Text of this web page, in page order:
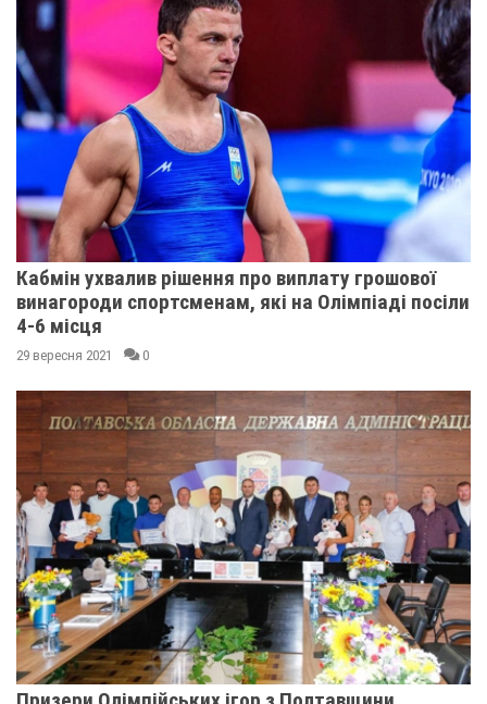
Кабмін ухвалив рішення про виплату грошової
винагороди спортсменам, які на Олімпіаді посіли
4-6 місця
29 вересня 2021 0